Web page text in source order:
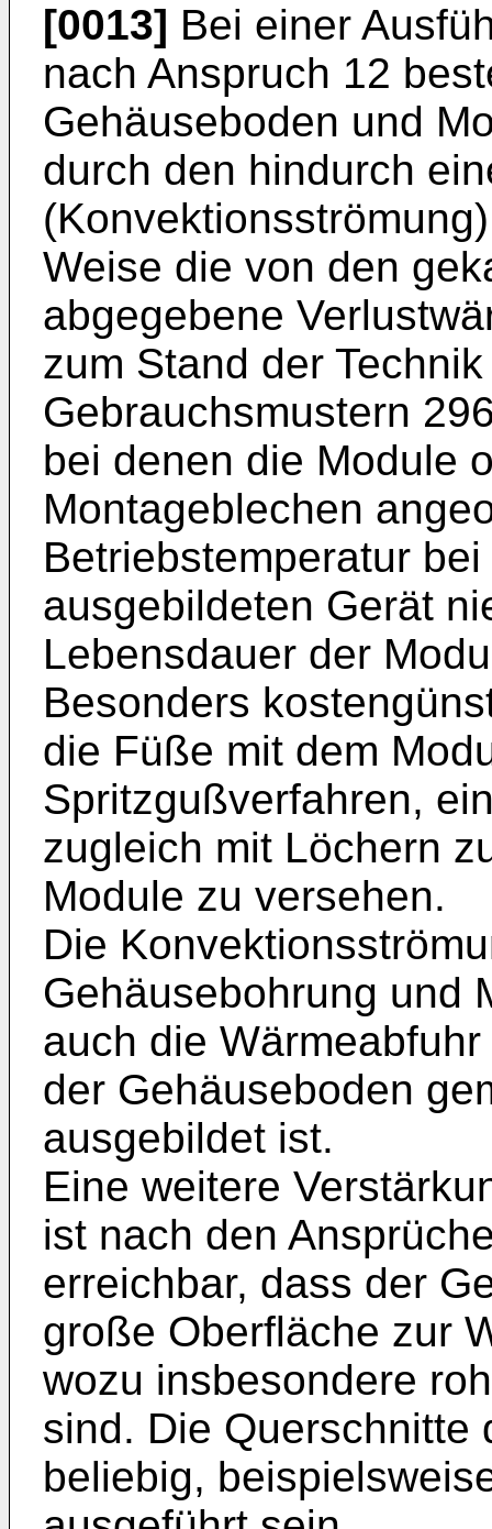
[0013] Bei einer
nach Anspruch 12
Gehäuseboden und
durch den hindurch
Weise die von den
abgegebene
zum Stand der
Gebrauchsmustern
bei denen die Module
Montageblechen
Betriebstemperatur
ausgebildeten Gerät
Lebensdauer der
Besonders
die Füße mit dem
Spritzgußverfahren,
zugleich mit Löchern
Module zu versehen.
Die
Gehäusebohrung und
auch die
der Gehäuseboden
ausgebildet ist.
Eine weitere
ist nach den
erreichbar, dass der
große Oberfläche zur
wozu insbesondere
sind. Die Querschnitte
beliebig,